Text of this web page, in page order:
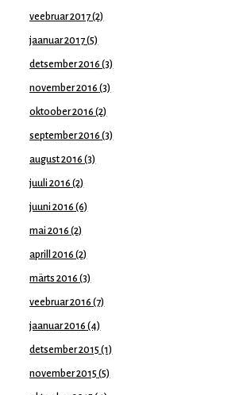
veebruar 2017(2)
jaanuar 2017(5)
detsember 2016 (3)
november 2016 (3)
oktoober 2016 (2)
september 2016 (3)
august 2016 (3)
juuli 2016 (2)
juuni 2016 (6)
mai 2016 (2)
aprill 2016 (2)
märts 2016 (3)
veebruar 2016 (7)
jaanuar 2016 (4)
detsember 2015 (1)
november 2015 (5)